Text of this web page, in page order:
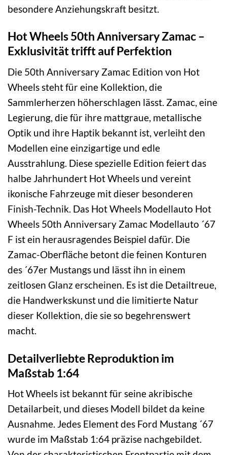
besondere Anziehungskraft besitzt.
Hot Wheels 50th Anniversary Zamac –
Exklusivität trifft auf Perfektion
Die 50th Anniversary Zamac Edition von Hot
Wheels steht für eine Kollektion, die
Sammlerherzen höherschlagen lässt. Zamac, eine
Legierung, die für ihre mattgraue, metallische
Optik und ihre Haptik bekannt ist, verleiht den
Modellen eine einzigartige und edle
Ausstrahlung. Diese spezielle Edition feiert das
halbe Jahrhundert Hot Wheels und vereint
ikonische Fahrzeuge mit dieser besonderen
Finish-Technik. Das Hot Wheels Modellauto Hot
Wheels 50th Anniversary Zamac Modellauto ´67
F ist ein herausragendes Beispiel dafür. Die
Zamac-Oberfläche betont die feinen Konturen
des ´67er Mustangs und lässt ihn in einem
zeitlosen Glanz erscheinen. Es ist die Detailtreue,
die Handwerkskunst und die limitierte Natur
dieser Kollektion, die sie so begehrenswert
macht.
Detailverliebte Reproduktion im
Maßstab 1:64
Hot Wheels ist bekannt für seine akribische
Detailarbeit, und dieses Modell bildet da keine
Ausnahme. Jedes Element des Ford Mustang ´67
wurde im Maßstab 1:64 präzise nachgebildet.